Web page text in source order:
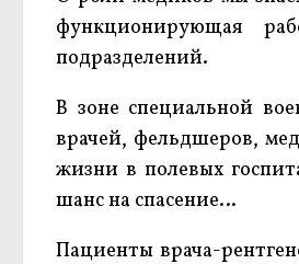
функционирующая
подразделений.
В зоне специальной
врачей, фельдшеров,
жизни в полевых
шанс на спасение…
Пациенты врача-